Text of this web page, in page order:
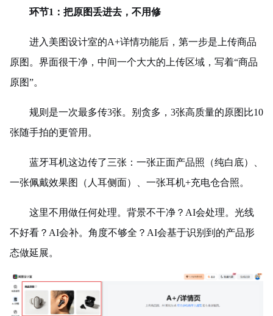
环节1：把原图丢进去，不用修
进入美图设计室的A+详情功能后，第一步是上传商品
原图。界面很干净，中间一个大大的上传区域，写着“商品
原图”。
规则是一次最多传3张。别贪多，3张高质量的原图比10
张随手拍的更管用。
蓝牙耳机这边传了三张：一张正面产品照（纯白底）、
一张佩戴效果图（人耳侧面）、一张耳机+充电仓合照。
这里不用做任何处理。背景不干净？AI会处理。光线
不好看？AI会补。角度不够全？AI会基于识别到的产品形
态做延展。